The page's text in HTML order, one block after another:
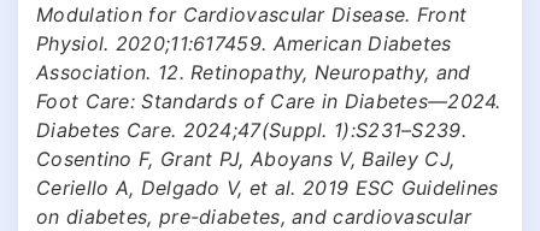
Modulation for Cardiovascular Disease. Front
Physiol. 2020;11:617459. American Diabetes
Association. 12. Retinopathy, Neuropathy, and
Foot Care: Standards of Care in Diabetes—2024.
Diabetes Care. 2024;47(Suppl. 1):S231–S239.
Cosentino F, Grant PJ, Aboyans V, Bailey CJ,
Ceriello A, Delgado V, et al. 2019 ESC Guidelines
on diabetes, pre-diabetes, and cardiovascular